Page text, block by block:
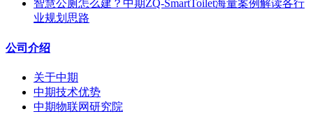
智慧公厕怎么建？中期ZQ-SmartToilet海量案例解读各行
业规划思路
公司介绍
关于中期
中期技术优势
中期物联网研究院